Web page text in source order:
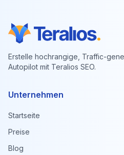
Erstelle hochrangige, Traffic-
Autopilot mit Teralios SEO.
Unternehmen
Startseite
Preise
Blog